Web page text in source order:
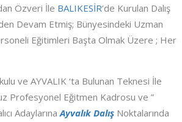
Özveri İle BALIKESİR‘de Kurulan Dalış
Devam Etmiş; Bünyesindeki Uzman
Eğitimleri Başta Olmak Üzere ; Her
ve AYVALIK ‘ta Bulunan Teknesi İle
Profesyonel Eğitmen Kadrosu ve ”
AdaylarınaAyvalık Dalış Noktalarında